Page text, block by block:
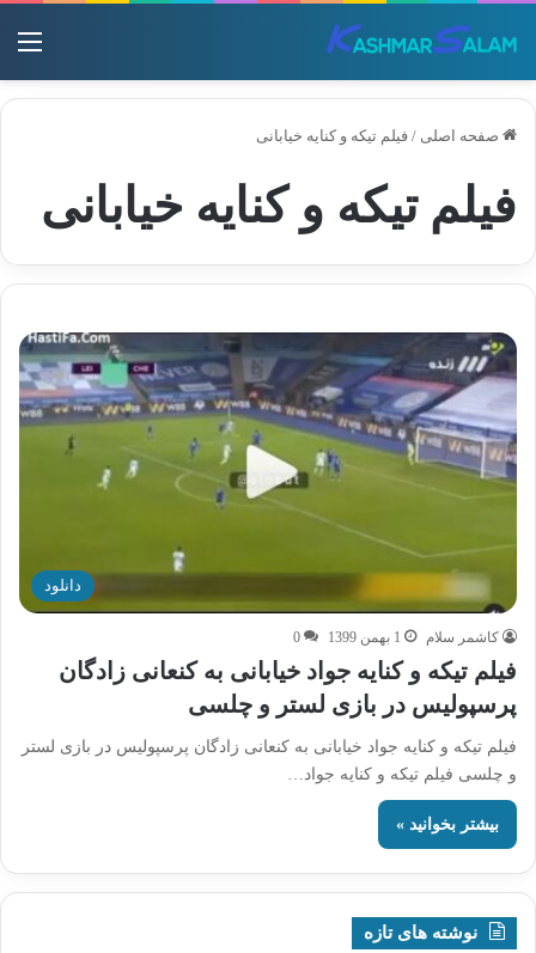
صفحه اصلی / فیلم تیکه و کنایه خیابانی
فیلم تیکه و کنایه خیابانی
دانلود
کاشمر سلام 1 بهمن 1399 0
فیلم تیکه و کنایه جواد خیابانی به کنعانی زادگان
پرسپولیس در بازی لستر و چلسی
فیلم تیکه و کنایه جواد خیابانی به کنعانی زادگان پرسپولیس در بازی لستر
و چلسی فیلم تیکه و کنایه جواد…
بیشتر بخوانید »
نوشته های تازه